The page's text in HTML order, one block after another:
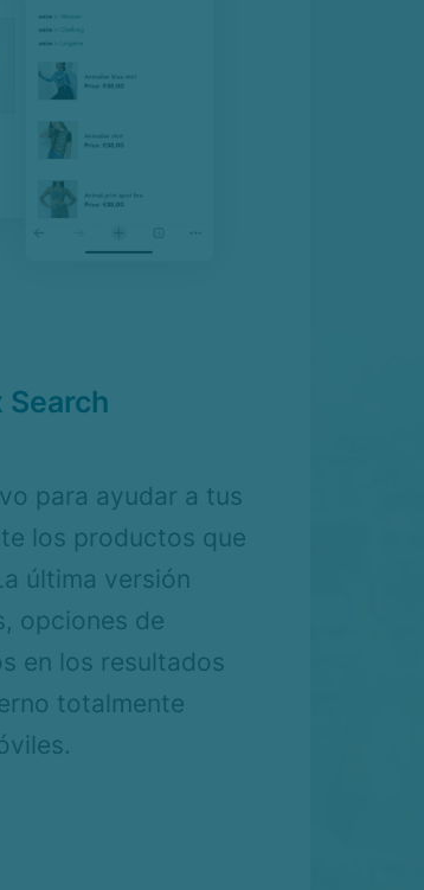
Search
para ayudar a tus
los productos que
última versión
opciones de
en los resultados
totalmente